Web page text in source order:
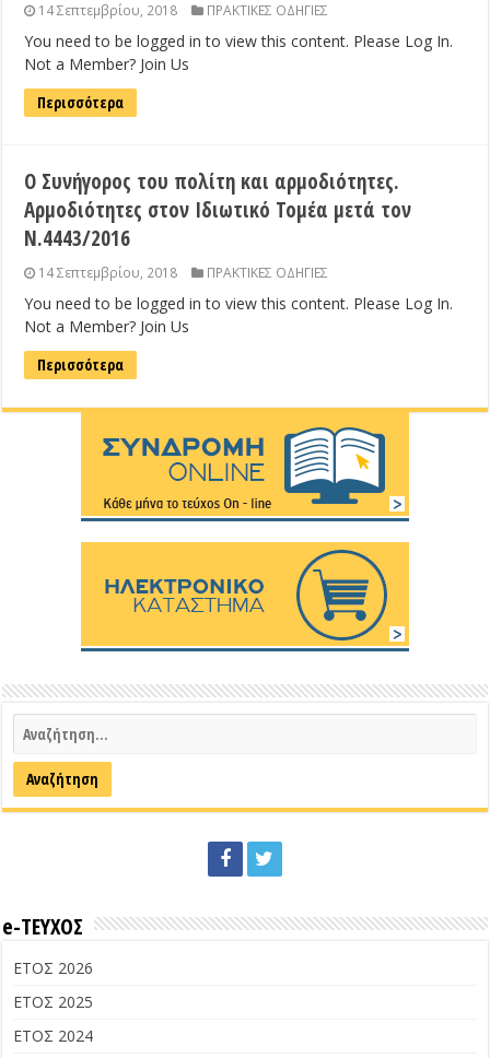
14 Σεπτεμβρίου, 2018 ΠΡΑΚΤΙΚΕΣ ΟΔΗΓΙΕΣ
You need to be logged in to view this content. Please Log In.
Not a Member? Join Us
Περισσότερα
Ο Συνήγορος του πολίτη και αρμοδιότητες.
Αρμοδιότητες στον Ιδιωτικό Τομέα μετά τον
Ν.4443/2016
14 Σεπτεμβρίου, 2018 ΠΡΑΚΤΙΚΕΣ ΟΔΗΓΙΕΣ
You need to be logged in to view this content. Please Log In.
Not a Member? Join Us
Περισσότερα
e-ΤΕΥΧΟΣ
ΕΤΟΣ 2026
ΕΤΟΣ 2025
ΕΤΟΣ 2024